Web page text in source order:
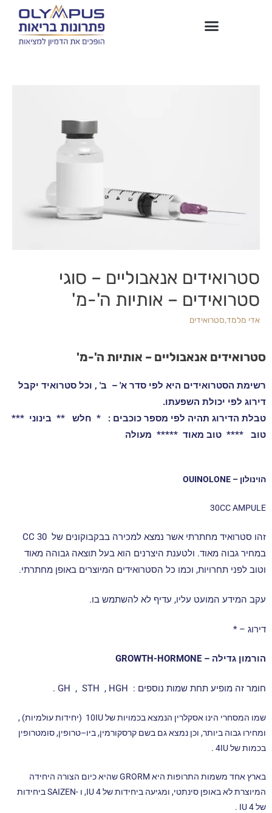
סטרואידים אנאבוליים – סוגי
סטרואידים – אותיות ה'-מ'
אדי מלמד,סטרואידים
סטרואידים אנאבוליים – אותיות ה'-מ'
רשימת הסטרואידים היא לפי סדר א' – ב' , וכל סטרואיד יקבל
דירוג לפי יכולת השפעתו.
טבלת הדירוג תהיה לפי מספר כוכבים : * חלש ** בינוני ***
טוב **** טוב מאוד ***** מעולה
הוינולון – OUINOLONE
30CC AMPULE
זהו סטרואיד מחתרתי אשר נמצא למכירה בבקבוקונים של CC 30
במחיר גבוה מאוד. ולטענת היצרנים הוא בעל תוצאה גבוהה מאוד
וטוב לפני תחרויות, וכמו כל הסטרואידים המיוצרים באופן מחתרתי.
עקב המידע המועט עליו, עדיף לא להשתמש בו.
דירוג – *
הורמון גדילה – GROWTH-HORMONE
חומר זה מופיע תחת שמות נוספים : GH , STH , HGH .
שמו המסחרי הינו אסקלרין הנמצא בכמויות של 10IU (יחידות עולמיות) ,
ומחירו גבוה ביותר, וכן נמצא גם בשם קרסקורמין, ביו–טרופין, סומטרופין
בכמות של 4IU .
בארץ אחד משמות התרופות היא GRORM שהיא כיום הצורה היחידה
המיוצרת לא באופן סינתטי, ומגיעה ביחידות של IU 4, ו -SAIZEN ביחידות
של IU 4 .